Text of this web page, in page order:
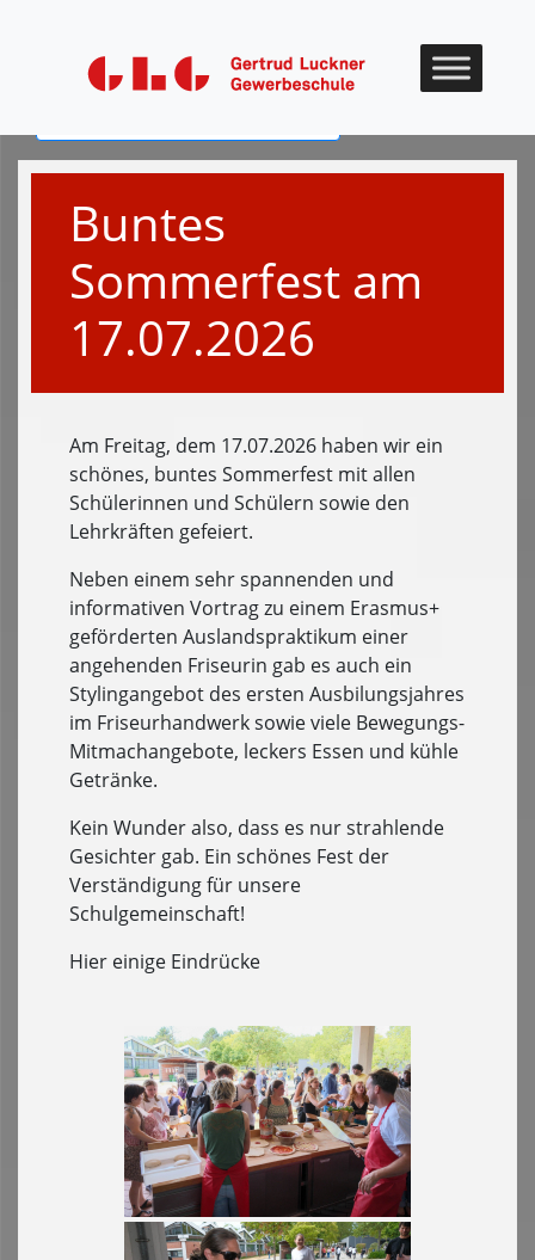
Buntes
Sommerfest am
17.07.2026
Am Freitag, dem 17.07.2026 haben wir ein
schönes, buntes Sommerfest mit allen
Schülerinnen und Schülern sowie den
Lehrkräften gefeiert.
Neben einem sehr spannenden und
informativen Vortrag zu einem Erasmus+
geförderten Auslandspraktikum einer
angehenden Friseurin gab es auch ein
Stylingangebot des ersten Ausbilungsjahres
im Friseurhandwerk sowie viele Bewegungs-
Mitmachangebote, leckers Essen und kühle
Getränke.
Kein Wunder also, dass es nur strahlende
Gesichter gab. Ein schönes Fest der
Verständigung für unsere
Schulgemeinschaft!
Hier einige Eindrücke